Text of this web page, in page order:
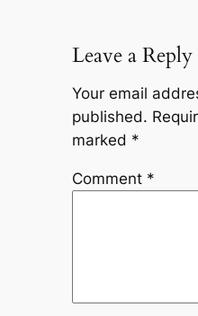
Leave a Reply
Your email
published.
marked *
Comment *